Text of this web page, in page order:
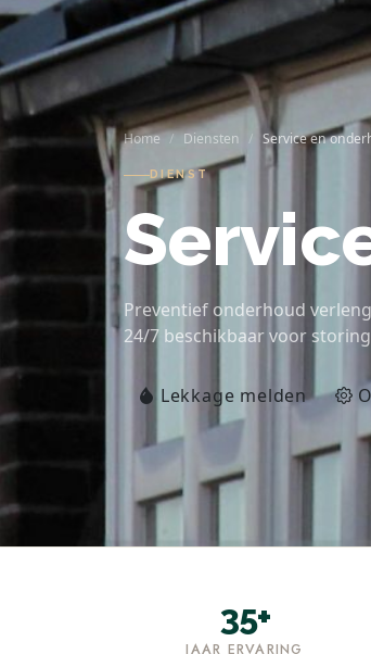
Home Diensten Service en
DIENST
Preventief onderhoud
24/7 beschikbaar voor
Lekkage melden
35+
JAAR ERVARING